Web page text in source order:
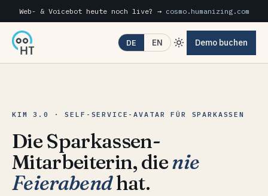
Web- & Voicebot heute noch live? → cosmo.humanizing.com
DE EN Demo buchen
KIM 3.0 · SELF-SERVICE-AVATAR FÜR SPARKASSEN
Die Sparkassen-
Mitarbeiterin, dienie
Feierabendhat.